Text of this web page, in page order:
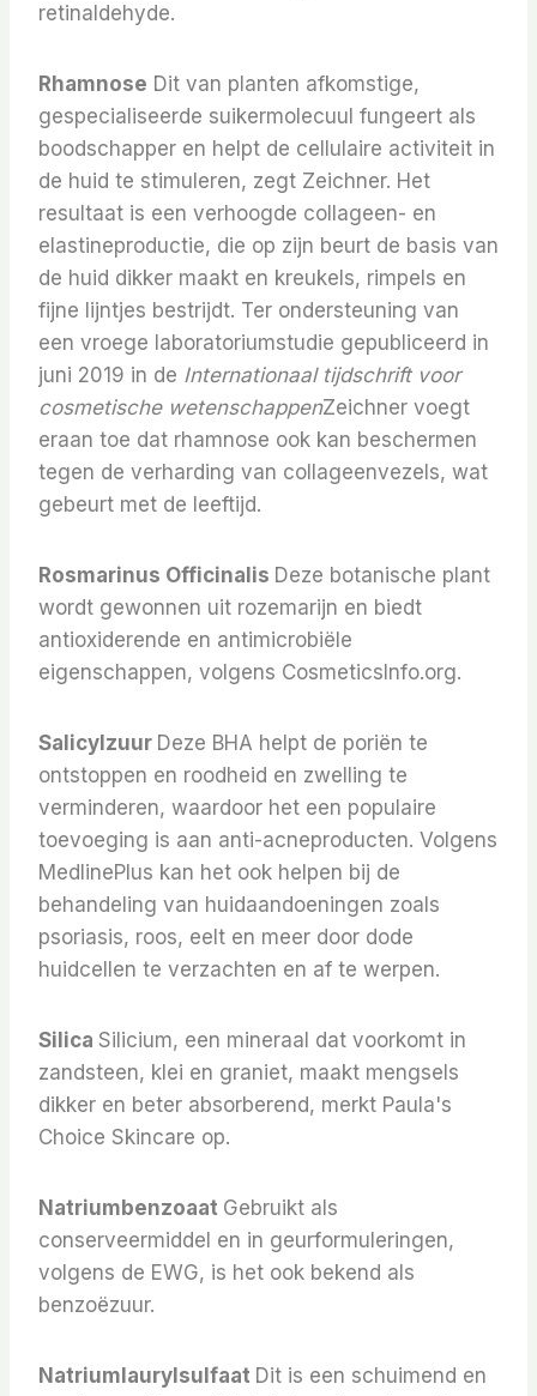
retinaldehyde.
Rhamnose Dit van planten afkomstige,
gespecialiseerde suikermolecuul fungeert als
boodschapper en helpt de cellulaire activiteit in
de huid te stimuleren, zegt Zeichner. Het
resultaat is een verhoogde collageen- en
elastineproductie, die op zijn beurt de basis van
de huid dikker maakt en kreukels, rimpels en
fijne lijntjes bestrijdt. Ter ondersteuning van
een vroege laboratoriumstudie gepubliceerd in
juni 2019 in de Internationaal tijdschrift voor
cosmetische wetenschappenZeichner voegt
eraan toe dat rhamnose ook kan beschermen
tegen de verharding van collageenvezels, wat
gebeurt met de leeftijd.
Rosmarinus Officinalis Deze botanische plant
wordt gewonnen uit rozemarijn en biedt
antioxiderende en antimicrobiële
eigenschappen, volgens CosmeticsInfo.org.
Salicylzuur Deze BHA helpt de poriën te
ontstoppen en roodheid en zwelling te
verminderen, waardoor het een populaire
toevoeging is aan anti-acneproducten. Volgens
MedlinePlus kan het ook helpen bij de
behandeling van huidaandoeningen zoals
psoriasis, roos, eelt en meer door dode
huidcellen te verzachten en af ​​te werpen.
Silica Silicium, een mineraal dat voorkomt in
zandsteen, klei en graniet, maakt mengsels
dikker en beter absorberend, merkt Paula's
Choice Skincare op.
Natriumbenzoaat Gebruikt als
conserveermiddel en in geurformuleringen,
volgens de EWG, is het ook bekend als
benzoëzuur.
Natriumlaurylsulfaat Dit is een schuimend en